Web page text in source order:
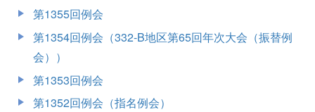
第1355回例会
第1354回例会（332-B地区第65回年次大会（振替例
会））
第1353回例会
第1352回例会（指名例会）